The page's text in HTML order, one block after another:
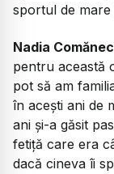
sportul de
Nadia
pentru această
pot să am
în acești ani de
ani și-a găsit
fetiță care era
dacă cineva îi